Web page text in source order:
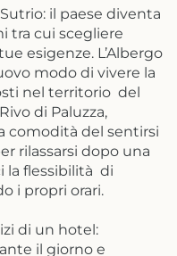
il paese diventa
tra cui scegliere
esigenze. L’Albergo
modo di vivere la
nel territorio del
di Paluzza,
comodità del sentirsi
rilassarsi dopo una
la flessibilità di
i propri orari.
di un hotel:
il giorno e